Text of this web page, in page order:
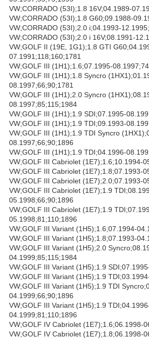
VW;CORRADO (53I);1.8 16V;04.1989-
VW;CORRADO (53I);1.8 G60;09.1988-
VW;CORRADO (53I);2.0 i;04.1993-
VW;CORRADO (53I);2.0 i 16V;08.1991-
VW;GOLF II (19E, 1G1);1.8 GTI
07.1991;118;160;1781
VW;GOLF III (1H1);1.6;07.1995-
VW;GOLF III (1H1);1.8 Syncro
08.1997;66;90;1781
VW;GOLF III (1H1);2.0 Syncro
08.1997;85;115;1984
VW;GOLF III (1H1);1.9 SDI;07.1995-
VW;GOLF III (1H1);1.9 TDI;09.1993-
VW;GOLF III (1H1);1.9 TDI Syncro
08.1997;66;90;1896
VW;GOLF III (1H1);1.9 TDI;04.1996-
VW;GOLF III Cabriolet (1E7);1.6;10.1994-
VW;GOLF III Cabriolet (1E7);1.8;07.1993-
VW;GOLF III Cabriolet (1E7);2.0;07.1993-
VW;GOLF III Cabriolet (1E7);1.9
05.1998;66;90;1896
VW;GOLF III Cabriolet (1E7);1.9
05.1998;81;110;1896
VW;GOLF III Variant (1H5);1.6;07.1994-
VW;GOLF III Variant (1H5);1.8;07.1993-
VW;GOLF III Variant (1H5);2.0
04.1999;85;115;1984
VW;GOLF III Variant (1H5);1.9
VW;GOLF III Variant (1H5);1.9
VW;GOLF III Variant (1H5);1.9 TDI
04.1999;66;90;1896
VW;GOLF III Variant (1H5);1.9
04.1999;81;110;1896
VW;GOLF IV Cabriolet (1E7);1.6;06.1998-
VW;GOLF IV Cabriolet (1E7);1.8;06.1998-